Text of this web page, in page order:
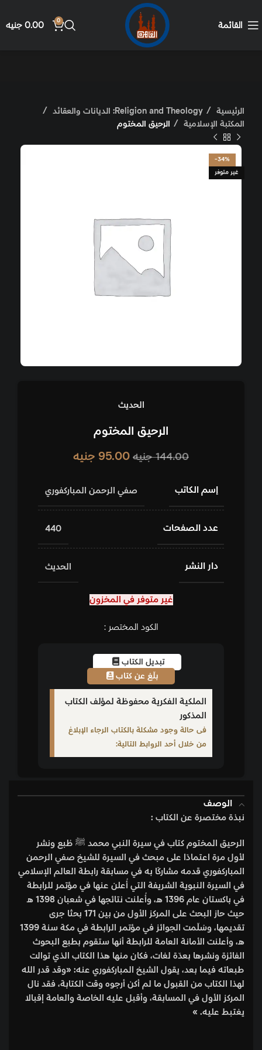
القائمة 0
0.00 جنيه
الرئيسية
Religion and Theology: الديانات والعقائد
المكتبة الإسلامية
الرحيق المختوم
-34%
غير متوفر
الحديث
الرحيق المختوم
144.00 جنيه 95.00 جنيه
إسم الكاتب صفي الرحمن المباركفوري
عدد الصفحات 440
دار النشر الحديث
غير متوفر في المخزون
الكود المختصر :
تبديل الكتاب
بلّغ عن كتاب
الملكية الفكرية محفوظة لمؤلف الكتاب
المذكور
فى حالة وجود مشكلة بالكتاب الرجاء الإبلاغ
من خلال أحد الروابط التالية:
الوصف
نبذة مختصرة عن الكتاب :
الرحيق المختوم كتاب في سيرة النبي محمد ﷺ طُبع ونشر
لأول مرة اعتمادًا على مبحث في السيرة للشيخ صفي الرحمن
المباركفوري قدمه مشاركًا به في مسابقة رابطة العالم الإسلامي
في السيرة النبوية الشريفة التي أُعلن عنها في مؤتمر للرابطة
في باكستان عام 1396 هـ، وأُعلنت نتائجها في شعبان 1398 هـ
حيث حاز البحث على المركز الأول من بين 171 بحثا جرى
تقديمها، وسُلّمت الجوائز في مؤتمر الرابطة في مكة سنة 1399
هـ، وأعلنت الأمانة العامة للرابطة أنها ستقوم بطبع البحوث
الفائزة ونشرها بعدّة لغات، فكان منها هذا الكتاب الذي توالت
طبعاته فيما بعد، يقول الشيخ المباركفوري عنه: «وقد قدر الله
لهذا الكتاب من القبول ما لم أكن أرجوه وقت الكتابة، فقد نال
المركز الأول في المسابقة، وأقبل عليه الخاصة والعامة إقبالا
يغتبط عليه. »